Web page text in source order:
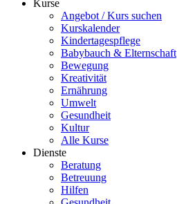
Kurse
Angebot / Kurs suchen
Kurskalender
Kindertagespflege
Babybauch & Elternschaft
Bewegung
Kreativität
Ernährung
Umwelt
Gesundheit
Kultur
Alle Kurse
Dienste
Beratung
Betreuung
Hilfen